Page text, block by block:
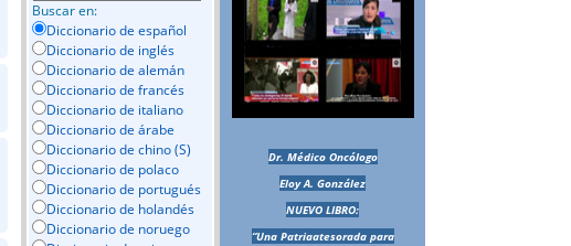
Buscar en:
Diccionario de español
Diccionario de inglés
Diccionario de alemán
Diccionario de francés
Diccionario de italiano
Diccionario de árabe
Diccionario de chino (S)
Diccionario de polaco
Diccionario de portugués
Diccionario de holandés
Diccionario de noruego
Dr. Médico Oncólogo
Eloy A. González
NUEVO LIBRO:
“Una Patriaatesorada para